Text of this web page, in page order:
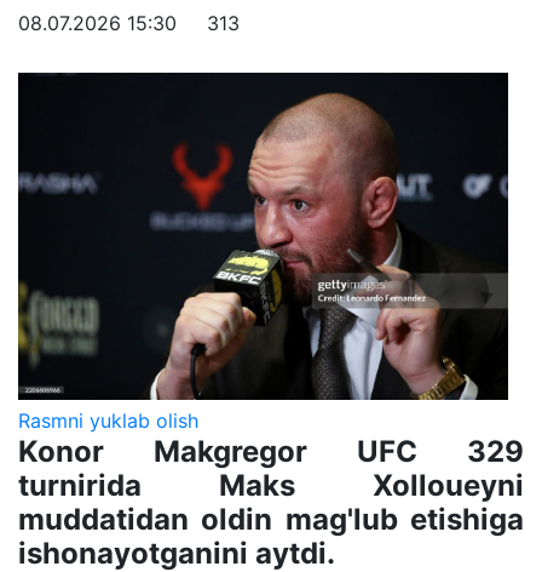
08.07.2026 15:30 313
Rasmni yuklab olish
Konor Makgregor UFC 329
turnirida Maks Xolloueyni
muddatidan oldin mag'lub etishiga
ishonayotganini aytdi.